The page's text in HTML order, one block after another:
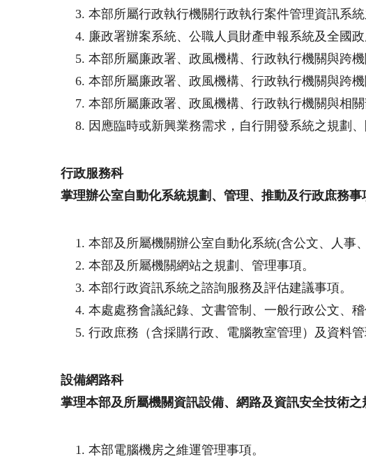
本部所屬行政執行機關行政執行案件管理資訊系統
廉政署辦案系統、公職人員財產申報系統及全國
本部所屬廉政署、政風機構、行政執行機關與跨
本部所屬廉政署、政風機構、行政執行機關與跨
本部所屬廉政署、政風機構、行政執行機關與相
因應臨時或新興業務需求，自行開發系統之規劃
行政服務科
掌理辦公室自動化系統規劃、管理、推動及行政庶務事
本部及所屬機關辦公室自動化系統(含公文、人事
本部及所屬機關網站之規劃、管理事項。
本部行政資訊系統之諮詢服務及評估建議事項。
本處處務會議紀錄、文書管制、一般行政公文、稽
行政庶務（含採購行政、電腦教室管理）及資料管
設備網路科
掌理本部及所屬機關資訊設備、網路及資訊安全技術之
本部電腦機房之維運管理事項。